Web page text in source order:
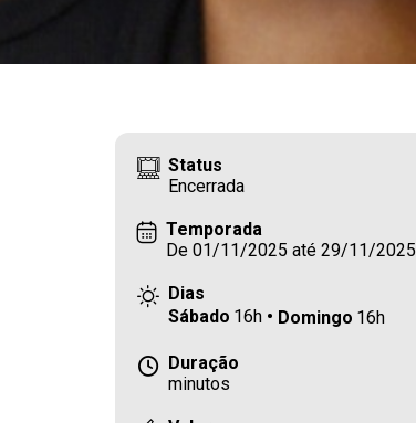
Status
Encerrada
Temporada
De 01/11/2025 até 29/11/2025
Dias
Sábado 16h Domingo 16h
Duração
minutos